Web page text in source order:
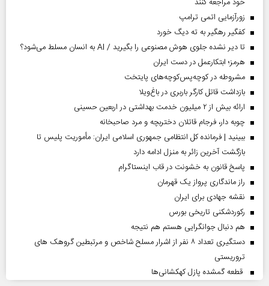
زورآزمایی اتمی ترامپ
کفگیر رهگیر به ته دیگ خورد
تا دیر نشده جلوی هوش مصنوعی را بگیرید / AI به انسان مسلط می‌شود؟
هرمز؛ ابتکارعمل در دست ایران
مشروطه در کوچه‌پس‌کوچه‌های پایتخت
بازداشت قاتل کارگر باربری در باغ‌ویلا
ارائه بیش از ۲ میلیون خدمت بهداشتی در اربعین حسینی
چوبه دار، فرجام قاتلان دختربچه و مرد صاحبخانه
ببینید | فرمانده کل انتظامی جمهوری اسلامی ایران­: مأموریت پلیس تا
بازگشت آخرین زائر به منزل ادامه دارد
پاسخ قانون به خشونت در قاب اینستاگرام
راز ماندگاری پرواز یک قهرمان
نقشه جهادی برای ایران
رکوردشکنی تاریخی بورس
هم دنبال جوانگرایی هستم هم نتیجه
دستگیری تعداد ۸ نفر از اشرار مسلح شاخص و مرتبطین گروهک های
تروریستی
قطعه گمشده پازل کهکشانی‌ها